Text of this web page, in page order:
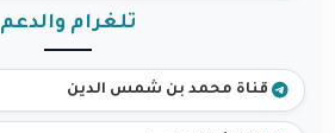
تلغرام والدعم
قناة محمد بن شمس الدين